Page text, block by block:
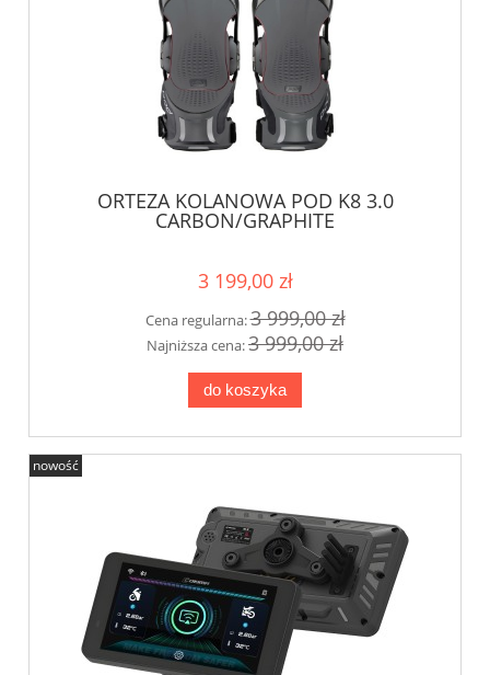
ORTEZA KOLANOWA POD K8 3.0
CARBON/GRAPHITE
3 199,00 zł
Cena regularna:3 999,00 zł
Najniższa cena:3 999,00 zł
do koszyka
nowość